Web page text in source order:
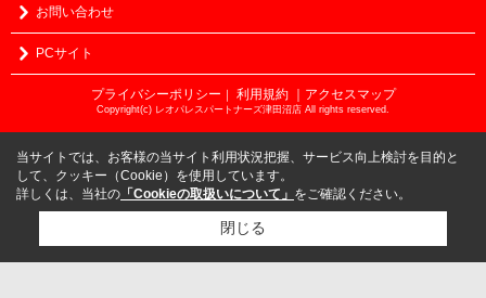
お問い合わせ
PCサイト
プライバシーポリシー ｜ 利用規約 ｜アクセスマップ
Copyright(c) レオパレスパートナーズ津田沼店 All rights reserved.
当サイトでは、お客様の当サイト利用状況把握、サービス向上検討を目的と
して、クッキー（Cookie）を使用しています。
詳しくは、当社の 「Cookieの取扱いについて」 をご確認ください。
閉じる